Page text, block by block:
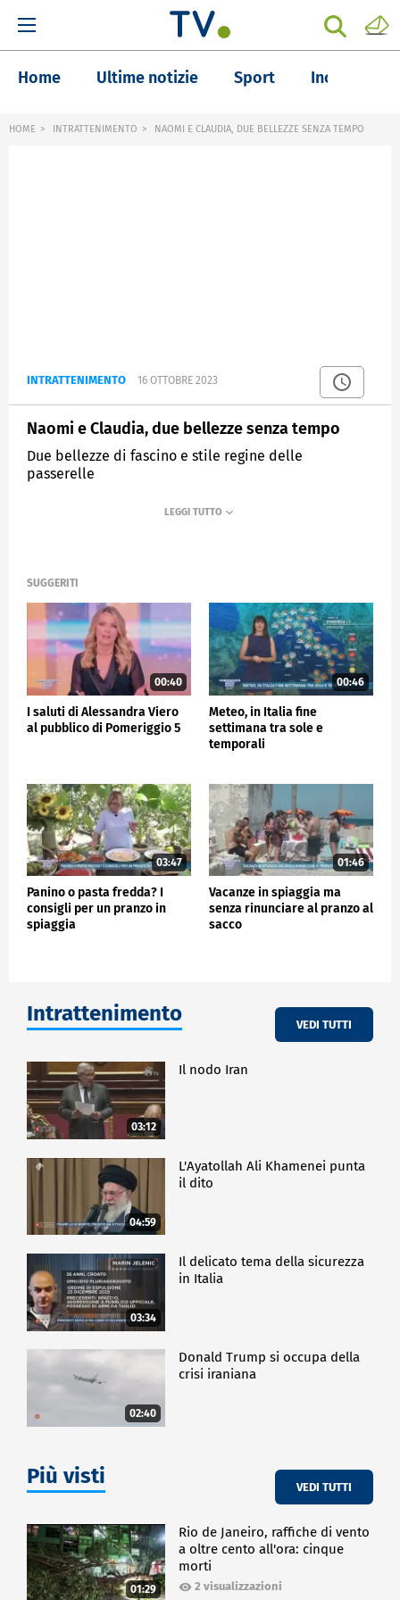
Home Ultime notizie Sport Inchieste
HOME INTRATTENIMENTO NAOMI E CLAUDIA, DUE BELLEZZE SENZA TEMPO
INTRATTENIMENTO 16 OTTOBRE 2023
Naomi e Claudia, due bellezze senza tempo
Due bellezze di fascino e stile regine delle
passerelle
POMERIGGIO CINQUE
SUGGERITI
00:40
I saluti di Alessandra Viero
al pubblico di Pomeriggio 5
00:46
Meteo, in Italia fine
settimana tra sole e
temporali
03:47
Panino o pasta fredda? I
consigli per un pranzo in
spiaggia
01:46
Vacanze in spiaggia ma
senza rinunciare al pranzo al
sacco
Intrattenimento VEDI TUTTI
03:12
Il nodo Iran
04:59
L'Ayatollah Ali Khamenei punta
il dito
03:34
Il delicato tema della sicurezza
in Italia
02:40
Donald Trump si occupa della
crisi iraniana
Più visti VEDI TUTTI
01:29
Rio de Janeiro, raffiche di vento
a oltre cento all'ora: cinque
morti
2 visualizzazioni